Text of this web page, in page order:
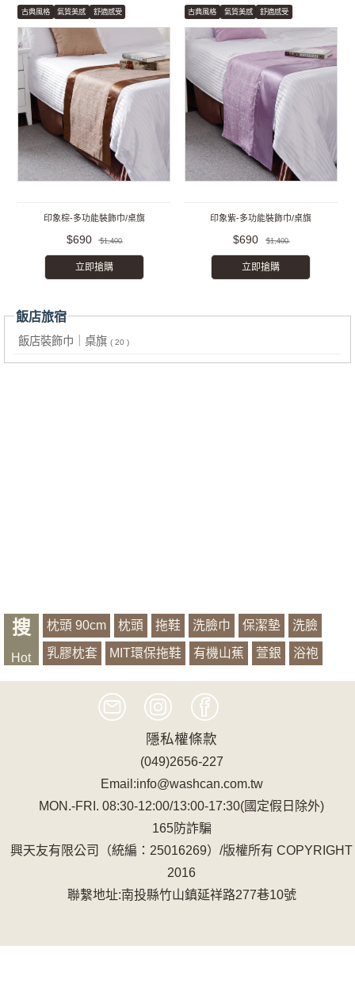
古典風格 氣質美感 舒適感受
印象棕-多功能裝飾巾/桌旗
$690 $1,400
立即搶購
古典風格 氣質美感 舒適感受
印象紫-多功能裝飾巾/桌旗
$690 $1,400
立即搶購
飯店旅宿
飯店裝飾巾｜桌旗 ( 20 )
搜
Hot
枕頭 90cm 枕頭 拖鞋 洗臉巾 保潔墊 洗臉
乳膠枕套 MIT環保拖鞋 有機山蕉 萱銀 浴袍
記憶
隱私權條款
(049)2656-227
Email:info@washcan.com.tw
MON.-FRI. 08:30-12:00/13:00-17:30(國定假日除外)
165防詐騙
興天友有限公司（統編：25016269）/版權所有 COPYRIGHT
2016
聯繫地址:南投縣竹山鎮延祥路277巷10號